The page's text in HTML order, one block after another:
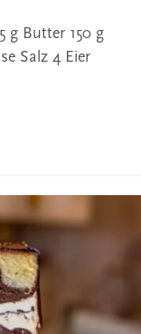
g Butter 150 g
Salz 4 Eier